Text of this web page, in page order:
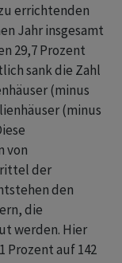
errichtenden
Jahr insgesamt
29,7 Prozent
sank die Zahl
(minus
(minus
von
der
den
die
werden. Hier
Prozent auf 142